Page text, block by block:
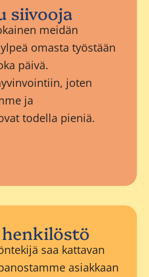
siivooja
meidän
omasta työstään
päivä.
joten
ja
todella pieniä.
saa kattavan
asiakkaan